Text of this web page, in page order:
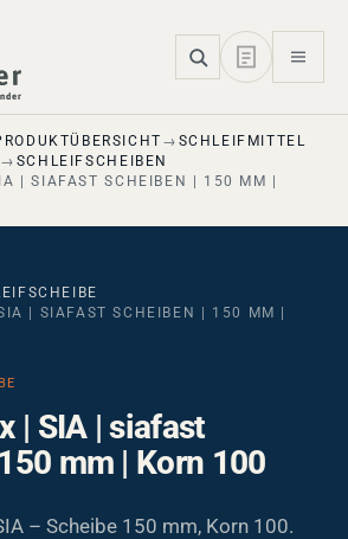
SCHLEIFMITTEL
SCHLEIFSCHEIBEN
| SIAFAST SCHEIBEN | 150 MM |
| SIAFAST SCHEIBEN | 150 MM |
| SIA | siafast
mm | Korn 100
– Scheibe 150 mm, Korn 100.